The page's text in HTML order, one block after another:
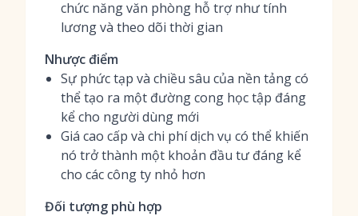
chức năng văn phòng hỗ trợ như tính
lương và theo dõi thời gian
Nhược điểm
Sự phức tạp và chiều sâu của nền tảng có
thể tạo ra một đường cong học tập đáng
kể cho người dùng mới
Giá cao cấp và chi phí dịch vụ có thể khiến
nó trở thành một khoản đầu tư đáng kể
cho các công ty nhỏ hơn
Đối tượng phù hợp